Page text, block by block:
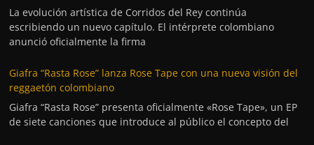
La evolución artística de Corridos del Rey continúa
escribiendo un nuevo capítulo. El intérprete colombiano
anunció oficialmente la firma
Giafra “Rasta Rose” lanza Rose Tape con una nueva visión del
reggaetón colombiano
Giafra “Rasta Rose” presenta oficialmente «Rose Tape», un EP
de siete canciones que introduce al público el concepto del